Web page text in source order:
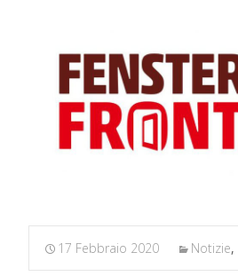
17 Febbraio 2020 Notizie,